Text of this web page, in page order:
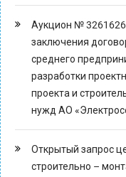
Аукцион №
заключения
среднего
разработки
проекта и
нужд АО
Открытый запрос
строительно –